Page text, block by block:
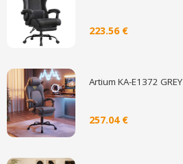
223.56 €
Artium KA-E1372 GREY
257.04 €